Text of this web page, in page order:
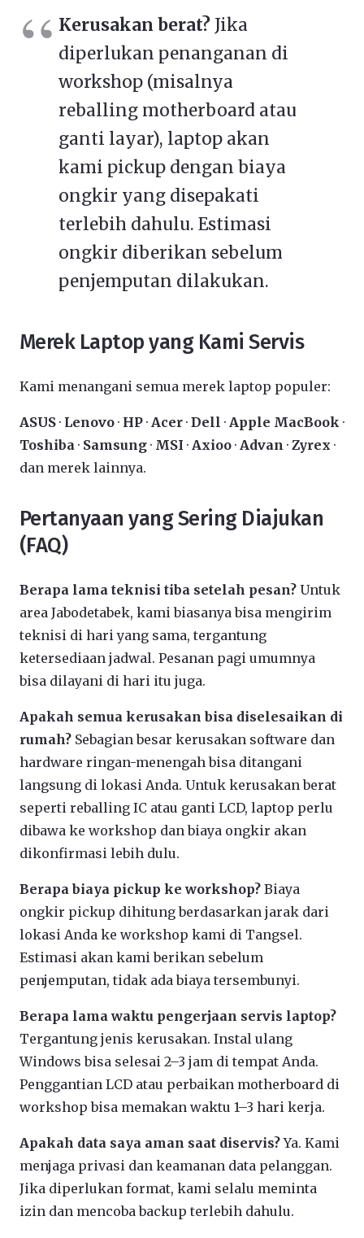
Kerusakan berat? Jika
diperlukan penanganan di
workshop (misalnya
reballing motherboard atau
ganti layar), laptop akan
kami pickup dengan biaya
ongkir yang disepakati
terlebih dahulu. Estimasi
ongkir diberikan sebelum
penjemputan dilakukan.
Merek Laptop yang Kami Servis
Kami menangani semua merek laptop populer:
ASUS · Lenovo · HP · Acer · Dell · Apple MacBook ·
Toshiba · Samsung · MSI · Axioo · Advan · Zyrex ·
dan merek lainnya.
Pertanyaan yang Sering Diajukan
(FAQ)
Berapa lama teknisi tiba setelah pesan? Untuk
area Jabodetabek, kami biasanya bisa mengirim
teknisi di hari yang sama, tergantung
ketersediaan jadwal. Pesanan pagi umumnya
bisa dilayani di hari itu juga.
Apakah semua kerusakan bisa diselesaikan di
rumah? Sebagian besar kerusakan software dan
hardware ringan-menengah bisa ditangani
langsung di lokasi Anda. Untuk kerusakan berat
seperti reballing IC atau ganti LCD, laptop perlu
dibawa ke workshop dan biaya ongkir akan
dikonfirmasi lebih dulu.
Berapa biaya pickup ke workshop? Biaya
ongkir pickup dihitung berdasarkan jarak dari
lokasi Anda ke workshop kami di Tangsel.
Estimasi akan kami berikan sebelum
penjemputan, tidak ada biaya tersembunyi.
Berapa lama waktu pengerjaan servis laptop?
Tergantung jenis kerusakan. Instal ulang
Windows bisa selesai 2–3 jam di tempat Anda.
Penggantian LCD atau perbaikan motherboard di
workshop bisa memakan waktu 1–3 hari kerja.
Apakah data saya aman saat diservis?Ya. Kami
menjaga privasi dan keamanan data pelanggan.
Jika diperlukan format, kami selalu meminta
izin dan mencoba backup terlebih dahulu.